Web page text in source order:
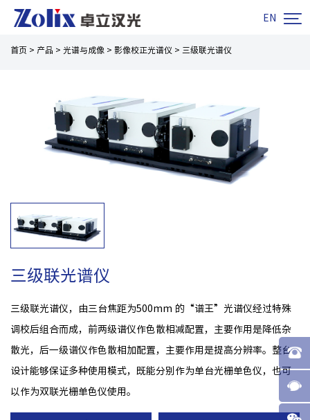
EN 
首页 > 产品 > 光谱与成像 > 影像校正光谱仪 > 三级联光谱仪
三级联光谱仪
三级联光谱仪，由三台焦距为500mm 的“谱王”光谱仪经过特殊
调校后组合而成，前两级谱仪作色散相减配置，主要作用是降低杂
散光，后一级谱仪作色散相加配置，主要作用是提高分辨率。整台
设计能够保证多种使用模式，既能分别作为单台光栅单色仪，也可
以作为双联光栅单色仪使用。